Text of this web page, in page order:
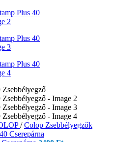
/ Colop Zsebbélyegzők